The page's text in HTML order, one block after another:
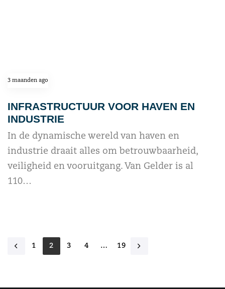
3 maanden ago
INFRASTRUCTUUR VOOR HAVEN EN
INDUSTRIE
In de dynamische wereld van haven en
industrie draait alles om betrouwbaarheid,
veiligheid en vooruitgang. Van Gelder is al
110…
1 2 3 4 … 19